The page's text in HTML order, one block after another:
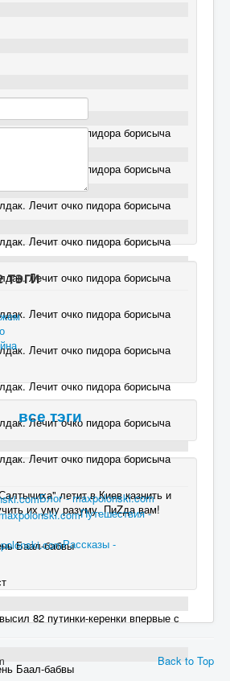
Лечит очко пидора борисыча
Лечит очко пидора борисыча
Лечит очко пидора борисыча
Лечит очко пидора борисыча
Лечит очко пидора борисыча
Лечит очко пидора борисыча
Лечит очко пидора борисыча
Лечит очко пидора борисыча
Лечит очко пидора борисыча
Лечит очко пидора борисыча
летит в Киев казнить и
их уму разуму. ПиZда вам!
Баал-бабвы
82 пyтинки-керенки впервые с
Баал-бабвы
тэги
все тэги
Блог - maxpolonski.com
Путешествия -
Рассказы -
Back to Top